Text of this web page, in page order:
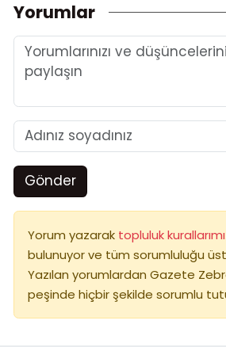
Yorumlar
Gönder
Yorum yazarak topluluk
bulunuyor ve tüm sorumluluğu
Yazılan yorumlardan Gazete
peşinde hiçbir şekilde sorumlu